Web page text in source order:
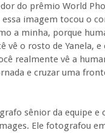
do prêmio World
essa imagem tocou o
a minha, porque
vê o rosto de Yanela,
realmente vê a
e cruzar uma
sênior da equipe e
Ele fotografou